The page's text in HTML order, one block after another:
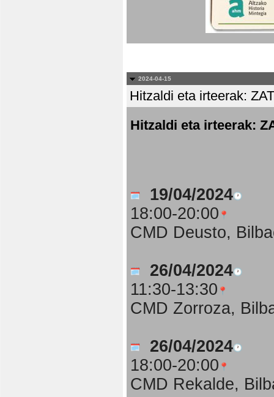
2024-04-15
Hitzaldi eta irteerak:
Hitzaldi eta irteerak:
19/04/2024
18:00-20:00
CMD Deusto,
26/04/2024
11:30-13:30
CMD Zorroza,
26/04/2024
18:00-20:00
CMD Rekalde,